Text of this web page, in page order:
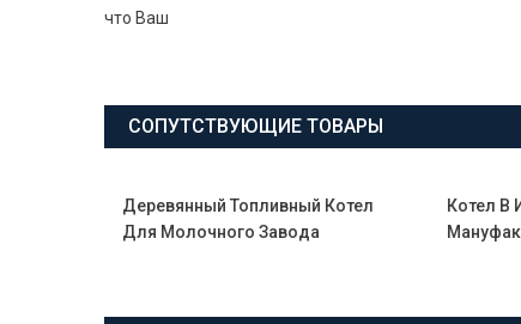
что Ваш
СОПУТСТВУЮЩИЕ ТОВАРЫ
Деревянный Топливный Котел
Для Молочного Завода
Котел В